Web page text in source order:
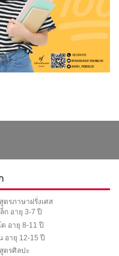
ตรภาษาฝรั่งเศส
ล็ก อายุ 3-7 ปี
ต อายุ 8-11 ปี
อายุ 12-15 ปี
ตรศิลปะ